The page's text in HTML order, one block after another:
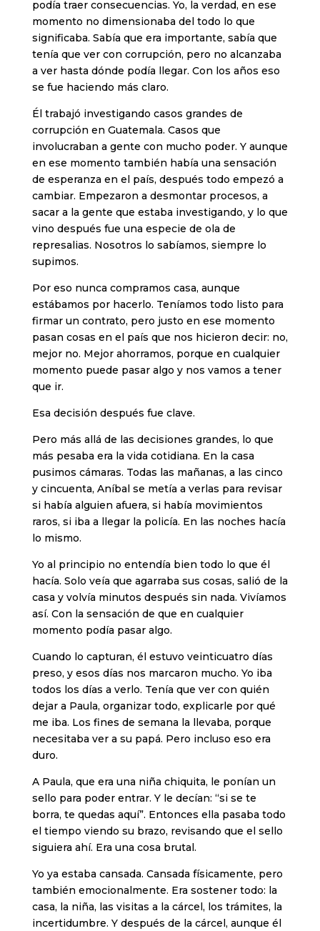
podía traer consecuencias. Yo, la verdad, en ese
momento no dimensionaba del todo lo que
significaba. Sabía que era importante, sabía que
tenía que ver con corrupción, pero no alcanzaba
a ver hasta dónde podía llegar. Con los años eso
se fue haciendo más claro.
Él trabajó investigando casos grandes de
corrupción en Guatemala. Casos que
involucraban a gente con mucho poder. Y aunque
en ese momento también había una sensación
de esperanza en el país, después todo empezó a
cambiar. Empezaron a desmontar procesos, a
sacar a la gente que estaba investigando, y lo que
vino después fue una especie de ola de
represalias. Nosotros lo sabíamos, siempre lo
supimos.
Por eso nunca compramos casa, aunque
estábamos por hacerlo. Teníamos todo listo para
firmar un contrato, pero justo en ese momento
pasan cosas en el país que nos hicieron decir: no,
mejor no. Mejor ahorramos, porque en cualquier
momento puede pasar algo y nos vamos a tener
que ir.
Esa decisión después fue clave.
Pero más allá de las decisiones grandes, lo que
más pesaba era la vida cotidiana. En la casa
pusimos cámaras. Todas las mañanas, a las cinco
y cincuenta, Aníbal se metía a verlas para revisar
si había alguien afuera, si había movimientos
raros, si iba a llegar la policía. En las noches hacía
lo mismo.
Yo al principio no entendía bien todo lo que él
hacía. Solo veía que agarraba sus cosas, salió de la
casa y volvía minutos después sin nada. Vivíamos
así. Con la sensación de que en cualquier
momento podía pasar algo.
Cuando lo capturan, él estuvo veinticuatro días
preso, y esos días nos marcaron mucho. Yo iba
todos los días a verlo. Tenía que ver con quién
dejar a Paula, organizar todo, explicarle por qué
me iba. Los fines de semana la llevaba, porque
necesitaba ver a su papá. Pero incluso eso era
duro.
A Paula, que era una niña chiquita, le ponían un
sello para poder entrar. Y le decían: “si se te
borra, te quedas aquí”. Entonces ella pasaba todo
el tiempo viendo su brazo, revisando que el sello
siguiera ahí. Era una cosa brutal.
Yo ya estaba cansada. Cansada físicamente, pero
también emocionalmente. Era sostener todo: la
casa, la niña, las visitas a la cárcel, los trámites, la
incertidumbre. Y después de la cárcel, aunque él